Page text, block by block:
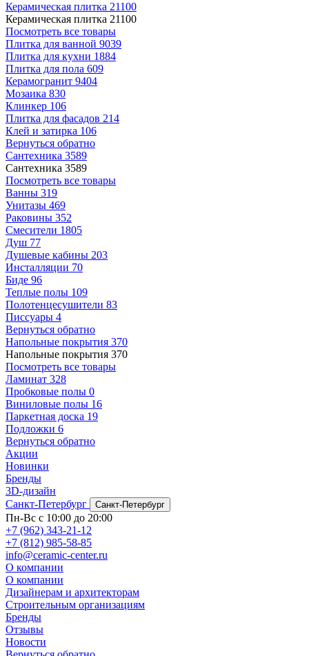
Керамическая плитка 21100
Керамическая плитка 21100
Посмотреть все товары
Плитка для ванной 9039
Плитка для кухни 1884
Плитка для пола 609
Керамогранит 9404
Мозаика 830
Клинкер 106
Плитка для фасадов 214
Клей и затирка 106
Вернуться обратно
Сантехника 3589
Сантехника 3589
Посмотреть все товары
Ванны 319
Унитазы 469
Раковины 352
Смесители 1805
Душ 77
Душевые кабины 203
Инсталляции 70
Биде 96
Теплые полы 109
Полотенцесушители 83
Писсуары 4
Вернуться обратно
Напольные покрытия 370
Напольные покрытия 370
Посмотреть все товары
Ламинат 328
Пробковые полы 0
Виниловые полы 16
Паркетная доска 19
Подложки 6
Вернуться обратно
Акции
Новинки
Бренды
3D-дизайн
Санкт-Петербург
Санкт-Петербург
Пн-Вс с 10:00 до 20:00
+7 (962) 343-21-12
+7 (812) 985-58-85
info@ceramic-center.ru
О компании
О компании
Дизайнерам и архитекторам
Строительным организациям
Бренды
Отзывы
Новости